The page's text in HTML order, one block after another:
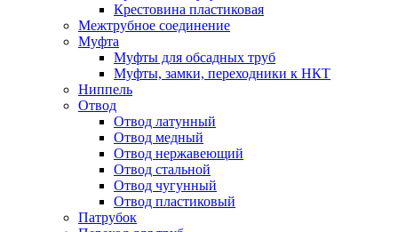
Крестовина пластиковая
Межтрубное соединение
Муфта
Муфты для обсадных труб
Муфты, замки, переходники к НКТ
Ниппель
Отвод
Отвод латунный
Отвод медный
Отвод нержавеющий
Отвод стальной
Отвод чугунный
Отвод пластиковый
Патрубок